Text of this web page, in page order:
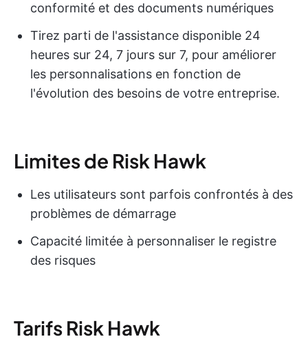
conformité et des documents numériques
Tirez parti de l'assistance disponible 24
heures sur 24, 7 jours sur 7, pour améliorer
les personnalisations en fonction de
l'évolution des besoins de votre entreprise.
Limites de Risk Hawk
Les utilisateurs sont parfois confrontés à des
problèmes de démarrage
Capacité limitée à personnaliser le registre
des risques
Tarifs Risk Hawk